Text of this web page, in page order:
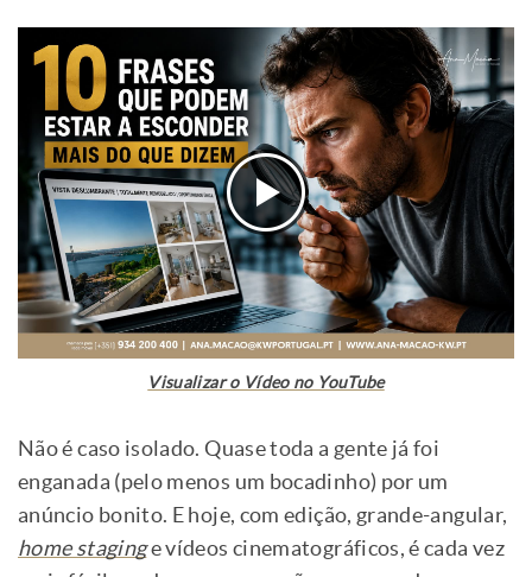
Visualizar o Vídeo no YouTube
Não é caso isolado. Quase toda a gente já foi
enganada (pelo menos um bocadinho) por um
anúncio bonito. E hoje, com edição, grande-angular,
home staginge vídeos cinematográficos, é cada vez